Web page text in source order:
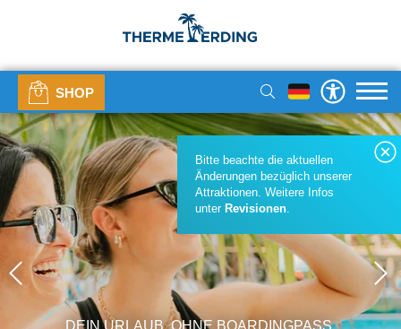
SHOP
Bitte beachte die aktuellen
Änderungen bezüglich unserer
Attraktionen. Weitere Infos
unter Revisionen.